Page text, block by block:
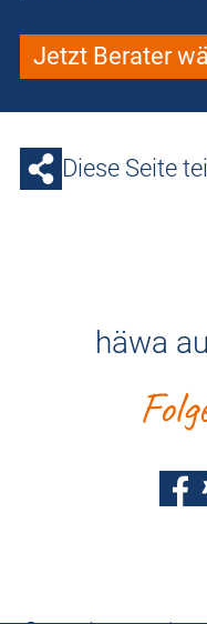
Jetzt Berater
Diese Seite
häwa